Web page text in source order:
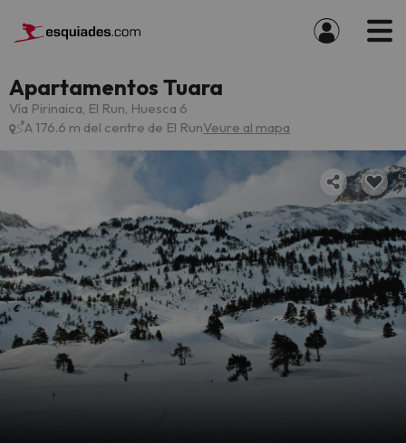
Apartamentos Tuara
Vía Pirinaica, El Run, Huesca 6
A 176.6 m del centre de El RunVeure al mapa